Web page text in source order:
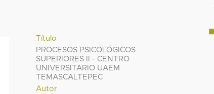
Título
PROCESOS PSICOLÓGICOS
SUPERIORES II - CENTRO
UNIVERSITARIO UAEM
TEMASCALTEPEC
Autor